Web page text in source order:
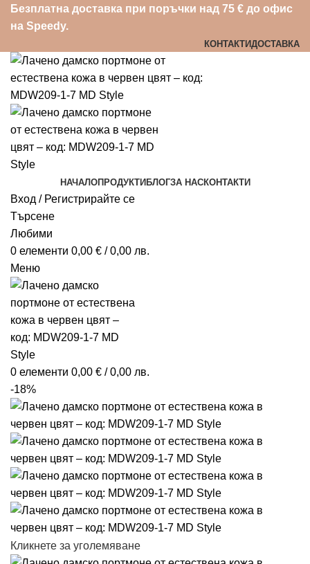
Безплатна доставка при поръчки над 75 € до офис
на Speedy.
КОНТАКТИДОСТАВКА
НАЧАЛОПРОДУКТИ БЛОГЗА НАСКОНТАКТИ
Вход / Регистрирайте се
Търсене
Любими
0 елементи 0,00 € / 0,00 лв.
Меню
0 елементи 0,00 € / 0,00 лв.
-18%
Кликнете за уголемяване